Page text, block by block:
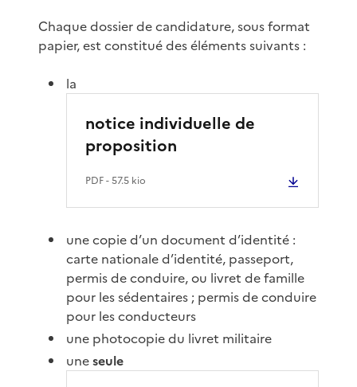
Chaque dossier de candidature, sous format
papier, est constitué des éléments suivants :
la
notice individuelle de
proposition
PDF- 57.5 kio
une copie d’un document d’identité :
carte nationale d’identité, passeport,
permis de conduire, ou livret de famille
pour les sédentaires ; permis de conduire
pour les conducteurs
une photocopie du livret militaire
uneseule